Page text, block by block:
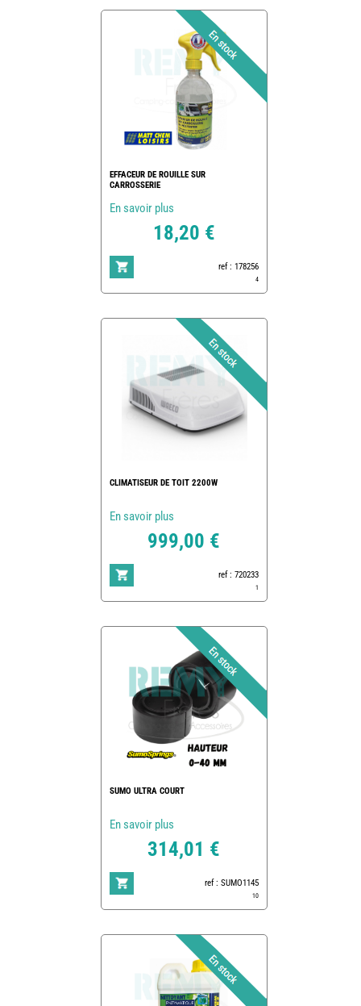
EFFACEUR DE ROUILLE SUR
CARROSSERIE
En savoir plus
18,20 €
ref : 178256
4
CLIMATISEUR DE TOIT 2200W
En savoir plus
999,00 €
ref : 720233
1
SUMO ULTRA COURT
En savoir plus
314,01 €
ref : SUMO1145
10